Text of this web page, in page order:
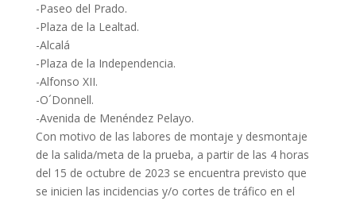
-Paseo del Prado.
-Plaza de la Lealtad.
-Alcalá
-Plaza de la Independencia.
-Alfonso XII.
-O´Donnell.
-Avenida de Menéndez Pelayo.
Con motivo de las labores de montaje y desmontaje
de la salida/meta de la prueba, a partir de las 4 horas
del 15 de octubre de 2023 se encuentra previsto que
se inicien las incidencias y/o cortes de tráfico en el